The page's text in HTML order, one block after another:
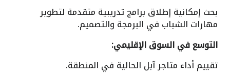
بحث إمكانية إطلاق برامج تدريبية متقدمة لتطوير
مهارات الشباب في البرمجة والتصميم.
التوسع في السوق الإقليمي:
تقييم أداء متاجر آبل الحالية في المنطقة.